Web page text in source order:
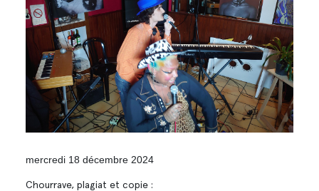
mercredi 18 décembre 2024
Chourrave, plagiat et copie :